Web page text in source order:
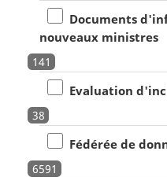
Documents
nouveaux ministres
141
Evaluation
38
Fédérée de
6591